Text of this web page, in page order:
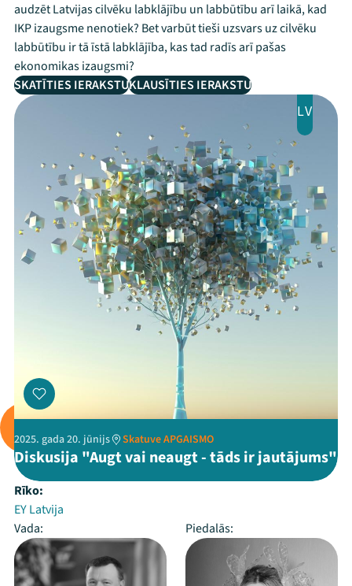
audzēt Latvijas cilvēku labklājību un labbūtību arī laikā, kad
IKP izaugsme nenotiek? Bet varbūt tieši uzsvars uz cilvēku
labbūtību ir tā īstā labklājība, kas tad radīs arī pašas
ekonomikas izaugsmi?
SKATĪTIES IERAKSTUKLAUSĪTIES IERAKSTU
LV
2025. gada 20. jūnijs Skatuve APGAISMO
Diskusija "Augt vai neaugt - tāds ir jautājums"
Rīko:
EY Latvija
Vada:
Piedalās: